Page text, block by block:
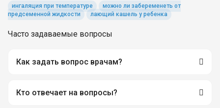
Часто задаваемые вопросы
Как задать вопрос врачам?
Кто отвечает на вопросы?
ингаляция при температуре
можно ли забеременеть от
предсеменной жидкости
лающий кашель у ребенка